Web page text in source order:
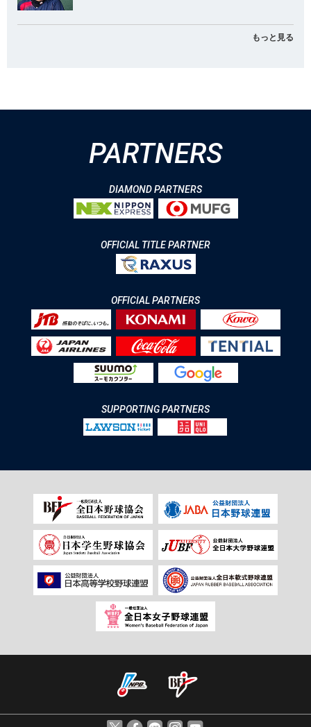
もっと見る
PARTNERS
DIAMOND PARTNERS
OFFICIAL TITLE PARTNER
OFFICIAL PARTNERS
SUPPORTING PARTNERS